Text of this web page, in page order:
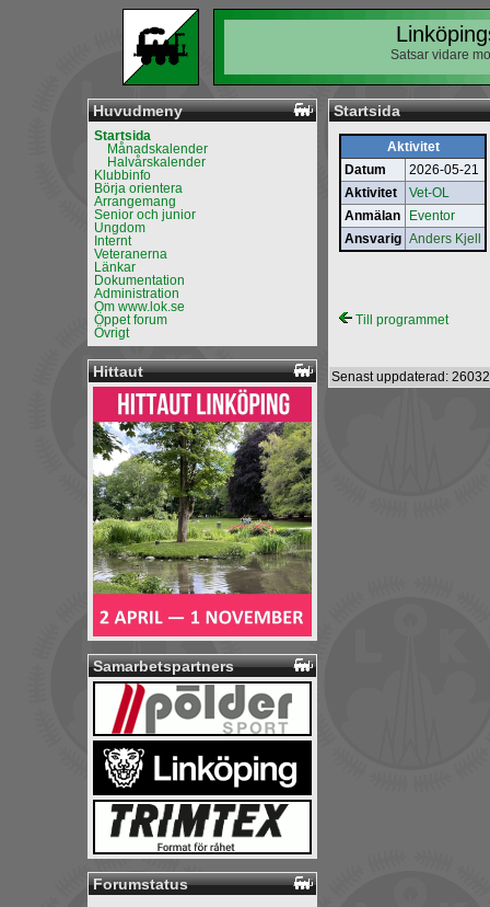
Satsar vidare
Huvudmeny
Startsida
Månadskalender
Halvårskalender
Klubbinfo
Börja orientera
Arrangemang
Senior och junior
Ungdom
Internt
Veteranerna
Länkar
Dokumentation
Administration
Om www.lok.se
Öppet forum
Övrigt
Hittaut
Samarbetspartners
Forumstatus
Startsida
Aktivitet
Datum
2026-05-21
Aktivitet
Vet-OL
Anmälan
Eventor
Ansvarig Anders Kjell
Till programmet
Senast uppdaterad: